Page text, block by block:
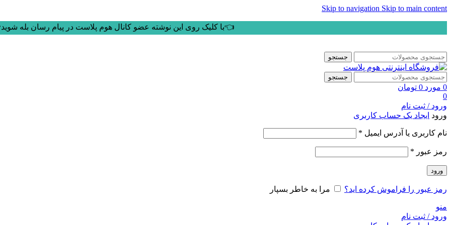
Skip to navigation Skip to main content
👈با کلیک روی این نوشته عضو کانال هوم پلاست در پیام رسان بله
جستجو
جستجو
0 مورد 0 تومان
0
ورود / ثبت نام
ورود ایجاد یک حساب کاربری
نام کاربری یا آدرس ایمیل *
رمز عبور *
ورود
رمز عبور را فراموش کرده اید؟ مرا به خاطر بسپار
منو
ورود / ثبت نام